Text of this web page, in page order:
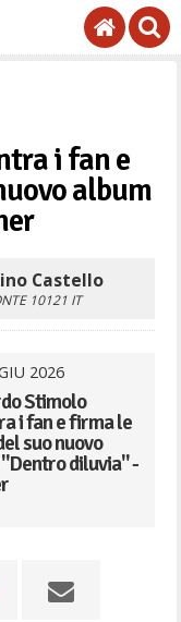
i fan e
album
Castello
10121 IT
2026
Stimolo
i fan e firma le
suo nuovo
diluvia" -